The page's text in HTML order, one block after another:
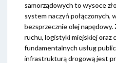
samorządowych to wysoce
system naczyń połączonych,
bezsprzecznie olej
ruchu, logistyki miejskiej oraz
fundamentalnych usług
infrastrukturą drogową jest